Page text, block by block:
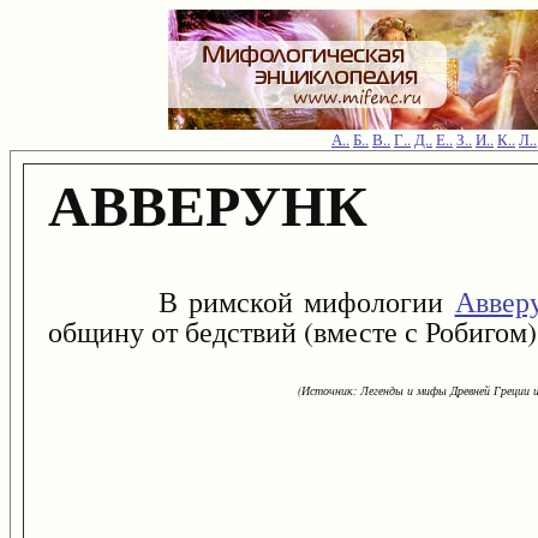
А..Б..В..Г..Д..Е..З..И..К..Л..
АВВЕРУНК
В римской мифологии
общину от бедствий (вместе с
(Источник: Легенды и мифы Древней